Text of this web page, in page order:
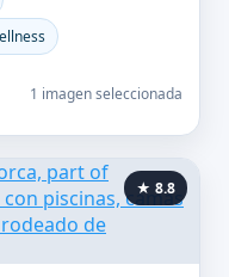
1 imagen seleccionada
★ 8.8